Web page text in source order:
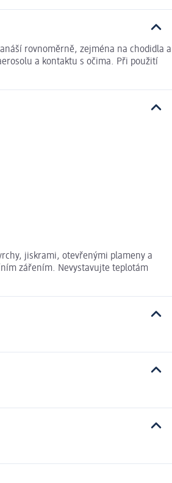
rovnoměrně, zejména na chodidla a
a kontaktu s očima. Při použití
jiskrami, otevřenými plameny a
zářením. Nevystavujte teplotám